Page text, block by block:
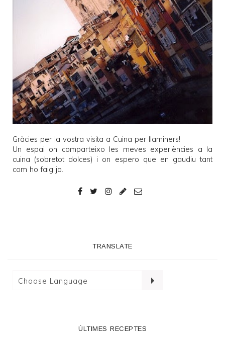
Gràcies per la vostra visita a Cuina per llaminers!
Un espai on comparteixo les meves experiències a la
cuina (sobretot dolces) i on espero que en gaudiu tant
com ho faig jo.
TRANSLATE
ÚLTIMES RECEPTES